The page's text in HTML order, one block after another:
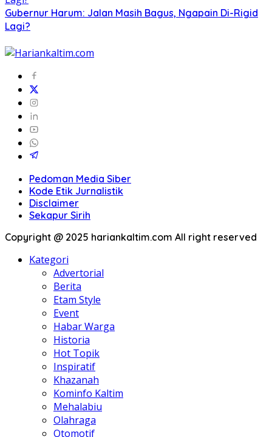
Gubernur Harum: Jalan Masih Bagus, Ngapain Di-Rigid
Lagi?
Pedoman Media Siber
Kode Etik Jurnalistik
Disclaimer
Sekapur Sirih
Copyright @ 2025 hariankaltim.com All right reserved
Kategori
Advertorial
Berita
Etam Style
Event
Habar Warga
Historia
Hot Topik
Inspiratif
Khazanah
Kominfo Kaltim
Mehalabiu
Olahraga
Otomotif